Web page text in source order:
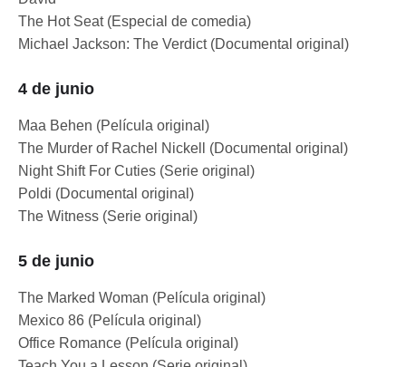
The Hot Seat (Especial de comedia)
Michael Jackson: The Verdict (Documental original)
4 de junio
Maa Behen (Película original)
The Murder of Rachel Nickell (Documental original)
Night Shift For Cuties (Serie original)
Poldi (Documental original)
The Witness (Serie original)
5 de junio
The Marked Woman (Película original)
Mexico 86 (Película original)
Office Romance (Película original)